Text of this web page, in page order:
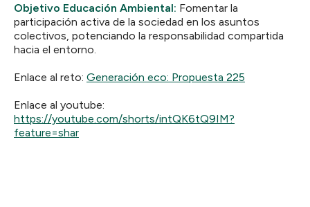
Objetivo Educación Ambiental: Fomentar la
participación activa de la sociedad en los asuntos
colectivos, potenciando la responsabilidad compartida
hacia el entorno.
Enlace al reto: Generación eco: Propuesta 225
Enlace al youtube:
https://youtube.com/shorts/intQK6tQ9IM?
feature=shar